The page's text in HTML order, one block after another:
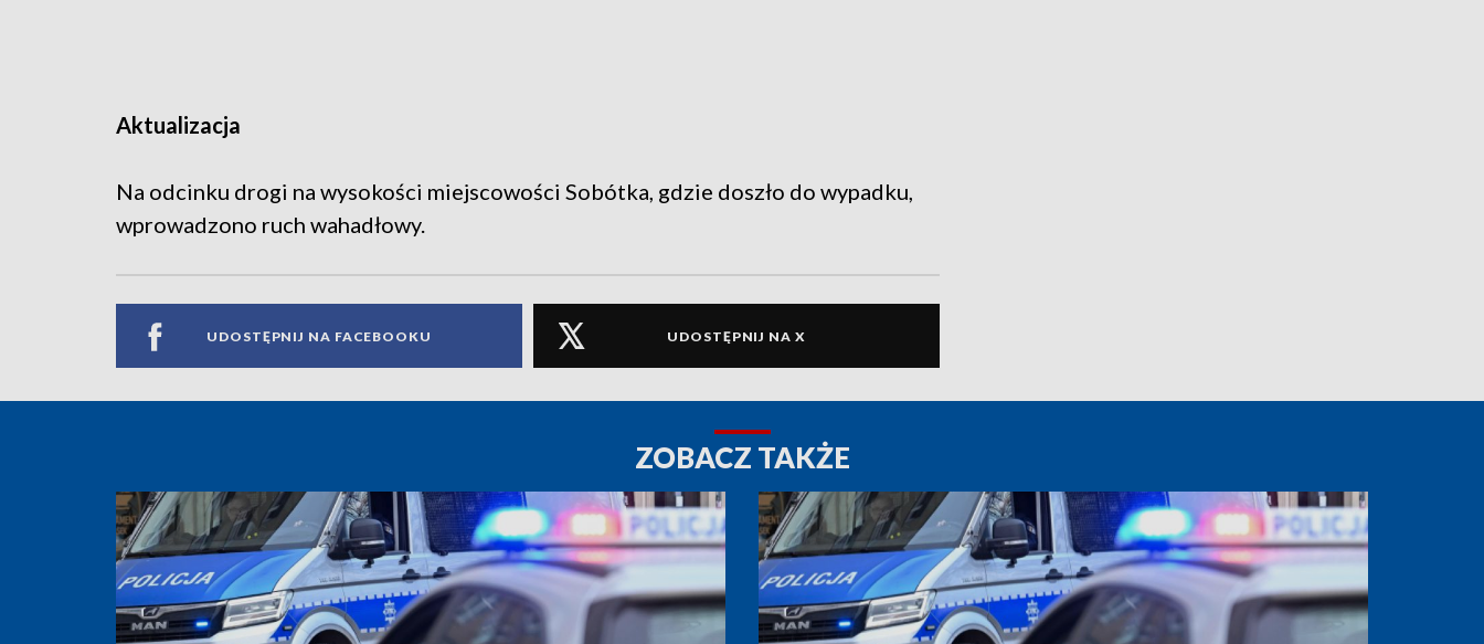
Aktualizacja
Na odcinku drogi na wysokości miejscowości Sobótka, gdzie doszło do wypadku,
wprowadzono ruch wahadłowy.
UDOSTĘPNIJ NA FACEBOOKU UDOSTĘPNIJ NA X
ZOBACZ TAKŻE